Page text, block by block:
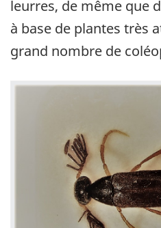
leurres, de même que
à base de plantes très
grand nombre de